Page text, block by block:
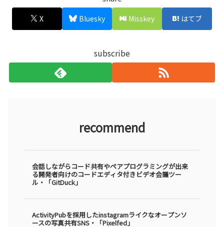
X Bluesky Misskey はてブ
subscribe
recommend
会話しながらコード共有やペアプログラミングが出来
る開発者向けのコードエディタ付きビデオ会議ツー
ル・「GitDuck」
ActivityPubを採用したinstagramライクなオープンソ
ースの写真共有SNS・「Pixelfed」